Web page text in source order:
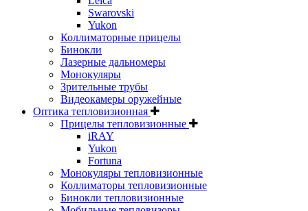
Swarovski
Yukon
Коллиматорные прицелы
Бинокли
Лазерные дальномеры
Монокуляры
Зрительные трубы
Видеокамеры оружейные
Оптика тепловизионная
Прицелы тепловизионные
iRAY
Yukon
Fortuna
Монокуляры тепловизионные
Коллиматоры тепловизионные
Бинокли тепловизионные